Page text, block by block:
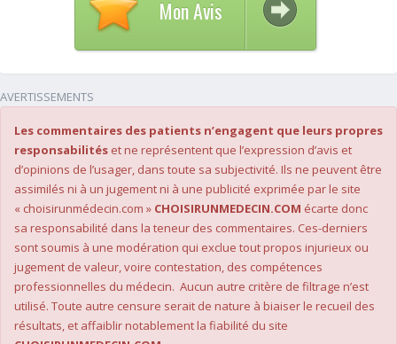
Mon Avis
AVERTISSEMENTS
Les commentaires des patients n’engagent que leurs propres
responsabilités et ne représentent que l’expression d’avis et
d’opinions de l’usager, dans toute sa subjectivité. Ils ne peuvent être
assimilés ni à un jugement ni à une publicité exprimée par le site
« choisirunmédecin.com » CHOISIRUNMEDECIN.COM écarte donc
sa responsabilité dans la teneur des commentaires. Ces-derniers
sont soumis à une modération qui exclue tout propos injurieux ou
jugement de valeur, voire contestation, des compétences
professionnelles du médecin. Aucun autre critère de filtrage n’est
utilisé. Toute autre censure serait de nature à biaiser le recueil des
résultats, et affaiblir notablement la fiabilité du site